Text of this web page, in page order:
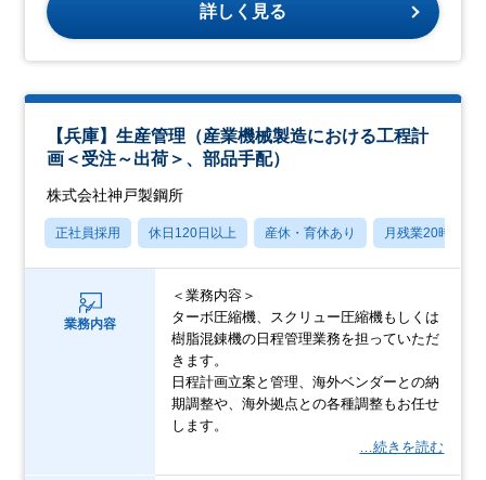
詳しく見る
【兵庫】生産管理（産業機械製造における工程計
画＜受注～出荷＞、部品手配）
株式会社神戸製鋼所
正社員採用 休日120日以上 産休・育休あり 月残業20時間以
業務内容
＜業務内容＞
ターボ圧縮機、スクリュー圧縮機もしくは
樹脂混錬機の日程管理業務を担っていただ
きます。
日程計画立案と管理、海外ベンダーとの納
期調整や、海外拠点との各種調整もお任せ
します。
…続きを読む